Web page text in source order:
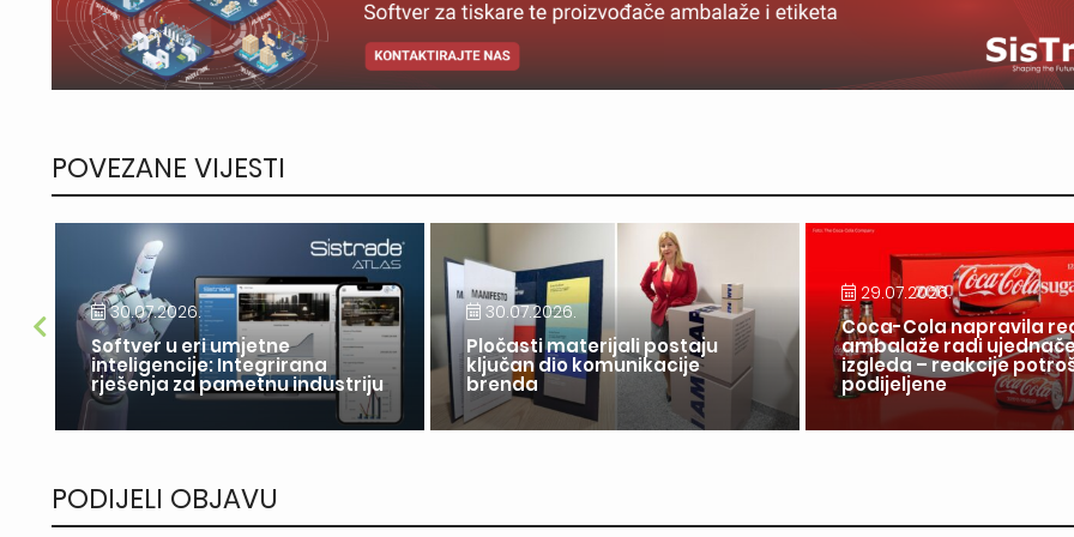
POVEZANE VIJESTI
30.07.2026.
Softver u eri umjetne
inteligencije: Integrirana
rješenja za pametnu industriju
30.07.2026.
Pločasti materijali postaju
ključan dio komunikacije
brenda
29.07.2026.
Coca-Cola napravila
ambalaže radi
izgleda – reakcije
podijeljene
PODIJELI OBJAVU